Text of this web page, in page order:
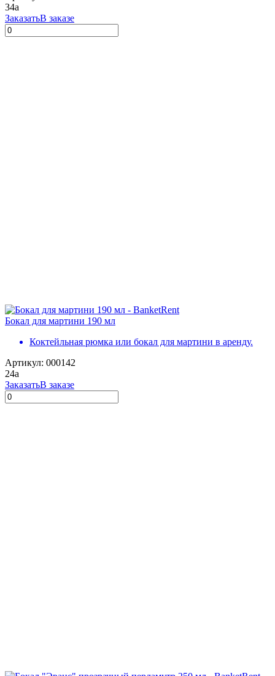
34a
ЗаказатьВ заказе
Бокал для мартини 190 мл
Коктейльная рюмка или бокал для мартини в аренду.
Артикул: 000142
24a
ЗаказатьВ заказе